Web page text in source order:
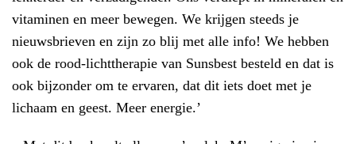
vitaminen en meer bewegen. We krijgen steeds je
nieuwsbrieven en zijn zo blij met alle info! We hebben
ook de rood-lichttherapie van Sunsbest besteld en dat is
ook bijzonder om te ervaren, dat dit iets doet met je
lichaam en geest. Meer energie.’